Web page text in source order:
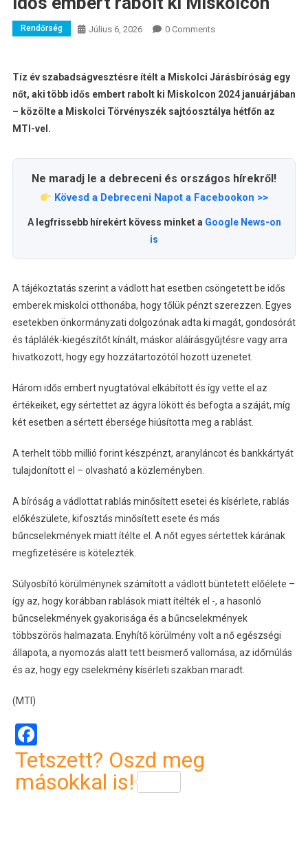
Rendőrség Július 6, 2026 0 Comments
Tíz év szabadságvesztésre ítélt a Miskolci Járásbíróság egy
nőt, aki több idős embert rabolt ki Miskolcon 2024 januárjában
– közölte a Miskolci Törvényszék sajtóosztálya hétfőn az
MTI-vel.
Ne maradj le a debreceni és országos hírekről!
Kövesd a Debreceni Napot a Facebookon >>
A legfrissebb hírekért kövess minket a Google News-on
is
A tájékoztatás szerint a vádlott hat esetben csöngetett be idős
emberek miskolci otthonába, hogy tőlük pénzt szerezzen. Egyes
esetekben önkormányzati dolgozónak adta ki magát, gondosórát
és táplálék-kiegészítőt kínált, máskor aláírásgyűjtésre vagy arra
hivatkozott, hogy egy hozzátartozótól hozott üzenetet.
Három idős embert nyugtatóval elkábított és így vette el az
értékeiket, egy sértettet az ágyra lökött és befogta a száját, míg
két esetben a sértett ébersége hiúsította meg a rablást.
A terhelt több millió forint készpénzt, aranyláncot és bankkártyát
tulajdonított el – olvasható a közleményben.
A bíróság a vádlottat rablás minősített esetei és kísérlete, rablás
előkészülete, kifosztás minősített esete és más
bűncselekmények miatt ítélte el. A nőt egyes sértettek kárának
megfizetésére is kötelezték.
Súlyosbító körülménynek számított a vádlott büntetett előélete –
így az, hogy korábban rablások miatt ítélték el -, a hasonló
bűncselekmények gyakorisága és a bűncselekmények
többszörös halmazata. Enyhítő körülmény volt a nő egészségi
állapota, a nyomozás alatt tett beismerő vallomása, az időmúlás
és az, hogy egy cselekmény kísérleti szakban maradt.
(MTI)
Facebook
Tetszett? Oszd meg
másokkal is!